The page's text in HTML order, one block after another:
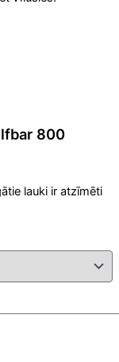
800
lauki ir atzīmēti